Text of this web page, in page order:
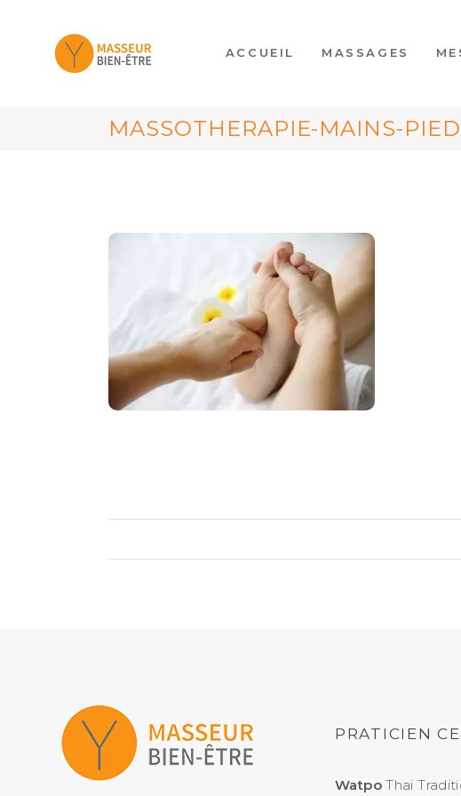
ACCUEIL MASSAGES
MASSOTHERAPIE-MAINS-
PRATICIEN
WatpoThaï